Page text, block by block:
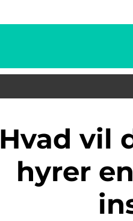
Hvad vil du opleve når du
hyrer